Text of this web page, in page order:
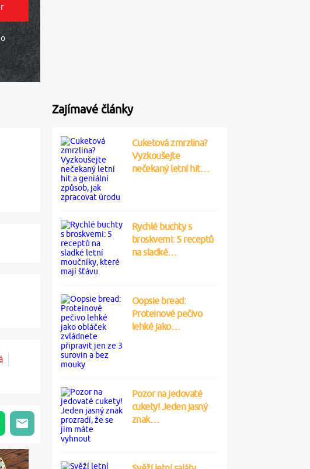
Zajímavé články
Cuketová zmrzlina?
Vyzkoušejte
nečekaný letní hit…
Rychlé buchty s
broskvemi: 5 receptů
na sladké…
Oopsie bread:
Proteinové pečivo
lehké jako…
Pozor na jedovaté
cukety! Jeden jasný
znak…